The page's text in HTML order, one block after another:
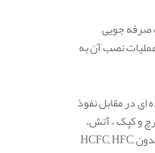
صرفه جویی
نصب آن به
ای در مقابل نفوذ
و کپک ، آتش،
روغن و مواد شیمیایی داشته و بدون HCFC, HFC,